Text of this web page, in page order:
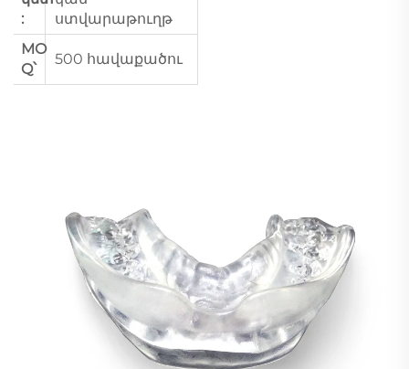
:
ստվարաթուղթ
MO
Q՝
500 հավաքածու